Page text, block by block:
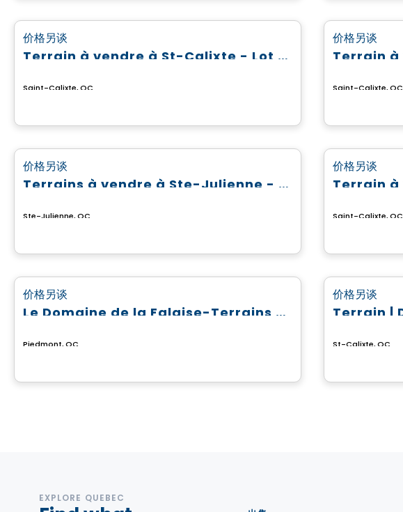
价格另谈
Terrain à vendre à St-Calixte - Lot #4 630 865
Saint-Calixte, QC
价格另谈
Saint-Calixte, QC
土地
价格另谈
Terrains à vendre à Ste-Julienne - Domaine du Boisé du Parc
Ste-Julienne, QC
价格另谈
Saint-Calixte, QC
土地
价格另谈
Le Domaine de la Falaise-Terrains prêts à construire
Piedmont, QC
价格另谈
St-Calixte, QC
EXPLORE QUEBEC